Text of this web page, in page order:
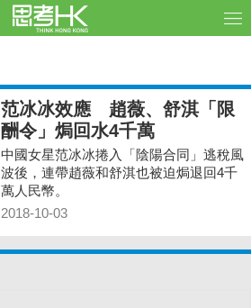
范冰冰效應 趙薇、舒淇「限
酬令」焗回水4千萬
中國女星范冰冰捲入「陰陽合同」逃稅風
波後，連帶趙薇和舒淇也被迫焗退回4千
萬人民幣。
2018-10-03